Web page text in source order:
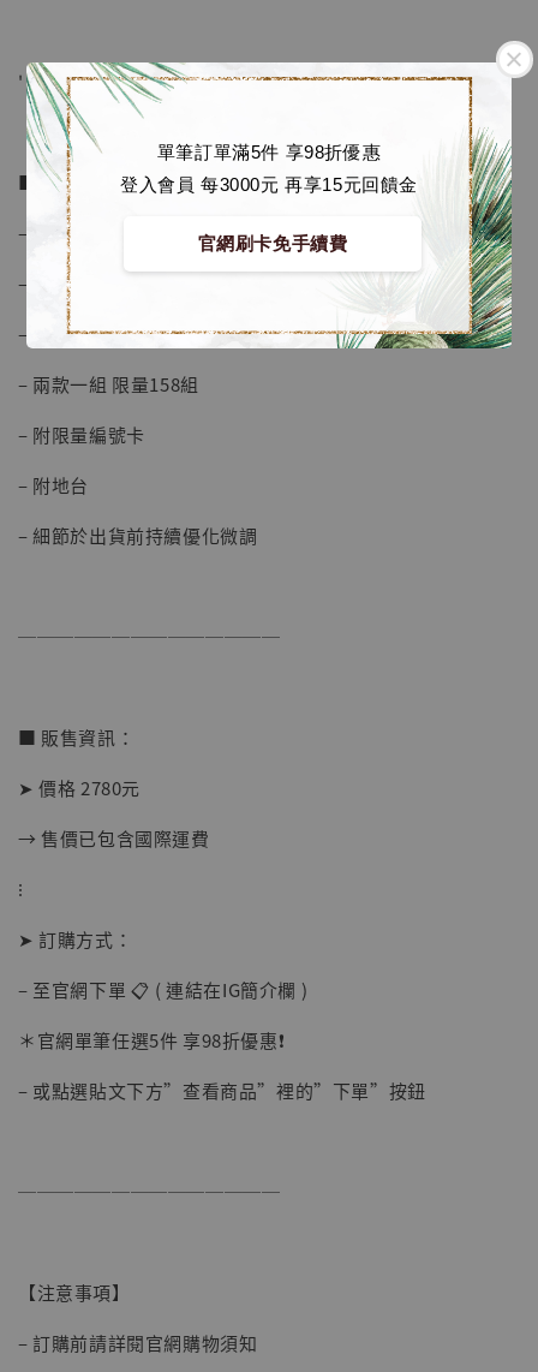
單筆訂單滿5件 享98折優惠
登入會員 每3000元 再享15元回饋金
官網刷卡免手續費
加購優惠【海賊王 布魯克達摩 [7STARS Studio]】
NT$ 1,500
' ' ' ' ' ' ' ' ' ' ' ' ' ' ' ' ' ' ' ' ' ' ' ' ' '
■ 商品資訊：
– 比例 1/20
– 材質為 GK材料 (非PVC)
– 圖片為設計圖 實物會上色
– 兩款一組 限量158組
– 附限量編號卡
– 附地台
– 細節於出貨前持續優化微調
──────────────
■ 販售資訊：
➤ 價格 2780元
→ 售價已包含國際運費
⁝
➤ 訂購方式：
– 至官網下單 📋 ( 連結在IG簡介欄 )
＊官網單筆任選5件 享98折優惠❗️
– 或點選貼文下方”查看商品”裡的”下單”按鈕
──────────────
【注意事項】
– 訂購前請詳閱官網購物須知